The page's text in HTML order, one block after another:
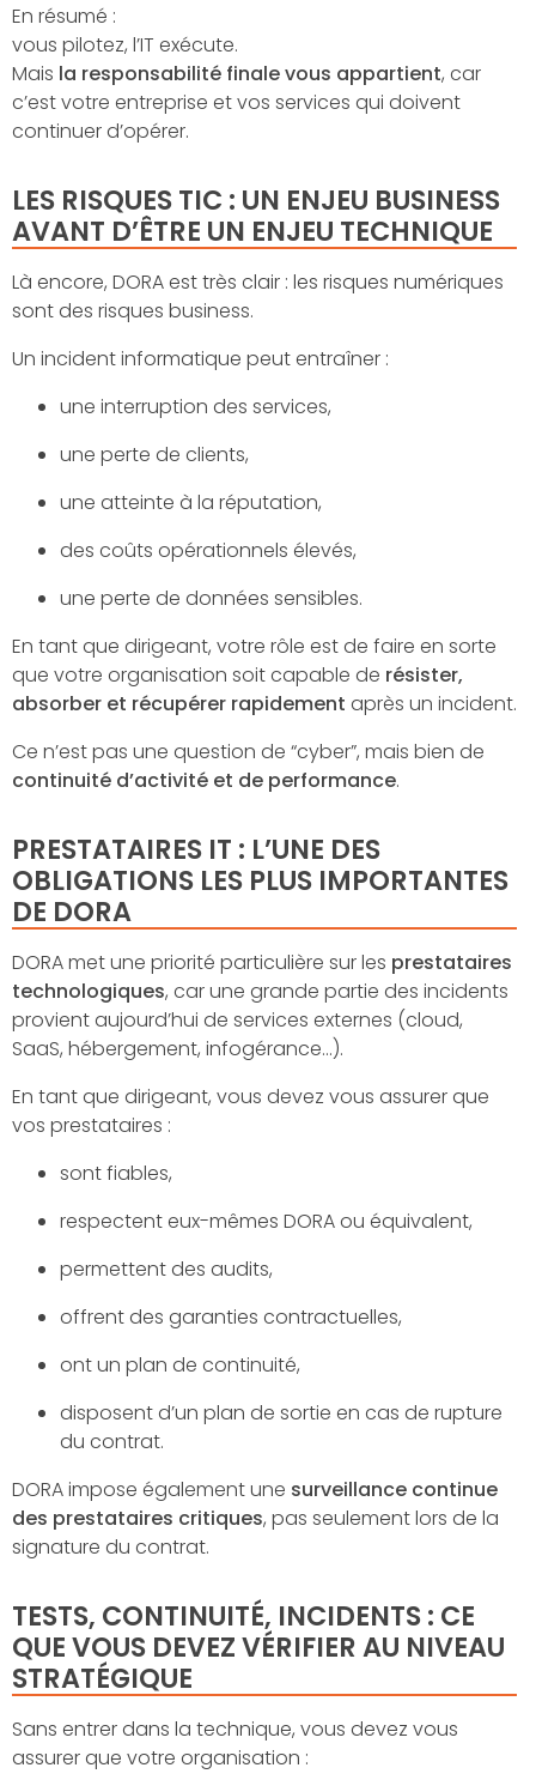
En résumé :
vous pilotez, l’IT exécute.
Mais la responsabilité finale vous appartient, car
c’est votre entreprise et vos services qui doivent
continuer d’opérer.
LES RISQUES TIC : UN ENJEU BUSINESS
AVANT D’ÊTRE UN ENJEU TECHNIQUE
Là encore, DORA est très clair : les risques numériques
sont des risques business.
Un incident informatique peut entraîner :
une interruption des services,
une perte de clients,
une atteinte à la réputation,
des coûts opérationnels élevés,
une perte de données sensibles.
En tant que dirigeant, votre rôle est de faire en sorte
que votre organisation soit capable de résister,
absorber et récupérer rapidement après un incident.
Ce n’est pas une question de “cyber”, mais bien de
continuité d’activité et de performance.
PRESTATAIRES IT : L’UNE DES
OBLIGATIONS LES PLUS IMPORTANTES
DE DORA
DORA met une priorité particulière sur les prestataires
technologiques, car une grande partie des incidents
provient aujourd’hui de services externes (cloud,
SaaS, hébergement, infogérance…).
En tant que dirigeant, vous devez vous assurer que
vos prestataires :
sont fiables,
respectent eux-mêmes DORA ou équivalent,
permettent des audits,
offrent des garanties contractuelles,
ont un plan de continuité,
disposent d’un plan de sortie en cas de rupture
du contrat.
DORA impose également une surveillance continue
des prestataires critiques, pas seulement lors de la
signature du contrat.
TESTS, CONTINUITÉ, INCIDENTS : CE
QUE VOUS DEVEZ VÉRIFIER AU NIVEAU
STRATÉGIQUE
Sans entrer dans la technique, vous devez vous
assurer que votre organisation :